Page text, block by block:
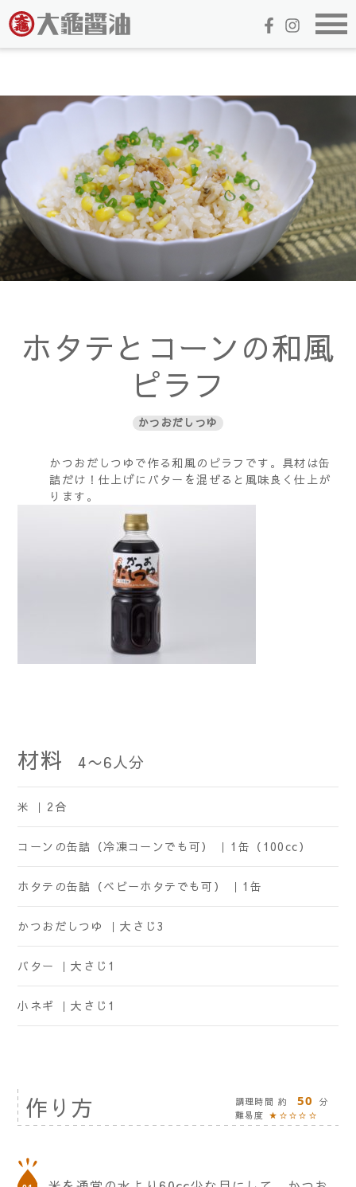
ホタテとコーンの和風
ピラフ
かつおだしつゆ
かつおだしつゆで作る和風のピラフです。具材は缶
詰だけ！仕上げにバターを混ぜると風味良く仕上が
ります。
材料 4〜6人分
米 ｜ 2合
コーンの缶詰（冷凍コーンでも可） ｜ 1缶（100cc）
ホタテの缶詰（ベビーホタテでも可） ｜ 1缶
かつおだしつゆ ｜大さじ3
バター ｜大さじ1
小ネギ ｜大さじ1
作り方 調理時間 約 50
分
難易度 ★☆☆☆☆